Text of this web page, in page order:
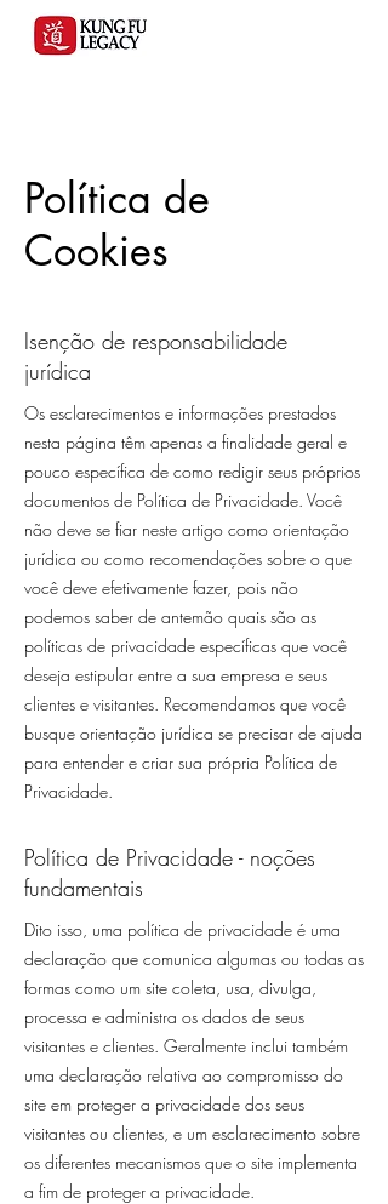
Política de
Cookies
Isenção de responsabilidade
jurídica
Os esclarecimentos e informações prestados
nesta página têm apenas a finalidade geral e
pouco específica de como redigir seus próprios
documentos de Política de Privacidade. Você
não deve se fiar neste artigo como orientação
jurídica ou como recomendações sobre o que
você deve efetivamente fazer, pois não
podemos saber de antemão quais são as
políticas de privacidade específicas que você
deseja estipular entre a sua empresa e seus
clientes e visitantes. Recomendamos que você
busque orientação jurídica se precisar de ajuda
para entender e criar sua própria Política de
Privacidade.
Política de Privacidade - noções
fundamentais
Dito isso, uma política de privacidade é uma
declaração que comunica algumas ou todas as
formas como um site coleta, usa, divulga,
processa e administra os dados de seus
visitantes e clientes. Geralmente inclui também
uma declaração relativa ao compromisso do
site em proteger a privacidade dos seus
visitantes ou clientes, e um esclarecimento sobre
os diferentes mecanismos que o site implementa
a fim de proteger a privacidade.